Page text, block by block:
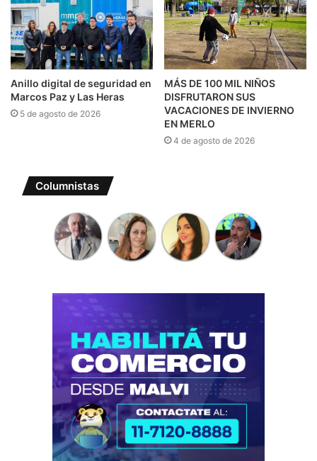
Anillo digital de seguridad en
Marcos Paz y Las Heras
5 de agosto de 2026
MÁS DE 100 MIL NIÑOS
DISFRUTARON SUS
VACACIONES DE INVIERNO
EN MERLO
4 de agosto de 2026
Columnistas